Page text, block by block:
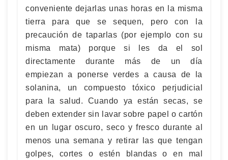
conveniente dejarlas unas horas en la misma
tierra para que se sequen, pero con la
precaución de taparlas (por ejemplo con su
misma mata) porque si les da el sol
directamente durante más de un día
empiezan a ponerse verdes a causa de la
solanina, un compuesto tóxico perjudicial
para la salud. Cuando ya están secas, se
deben extender sin lavar sobre papel o cartón
en un lugar oscuro, seco y fresco durante al
menos una semana y retirar las que tengan
golpes, cortes o estén blandas o en mal